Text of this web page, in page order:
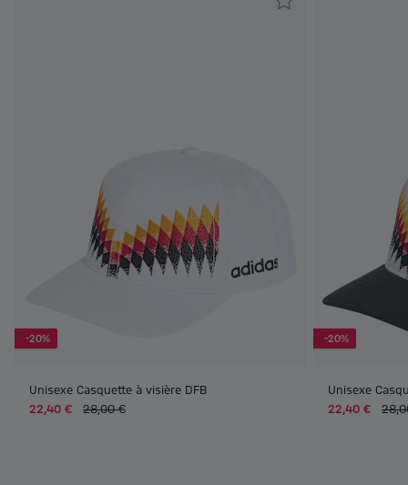
-20%
Unisexe Casquette à visière DFB
22,40 €
28,00 €
-20%
Unisexe
22,40 €